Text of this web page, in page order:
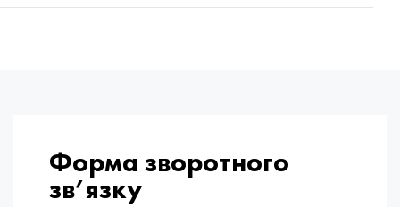
Форма зворотного
зв’язку